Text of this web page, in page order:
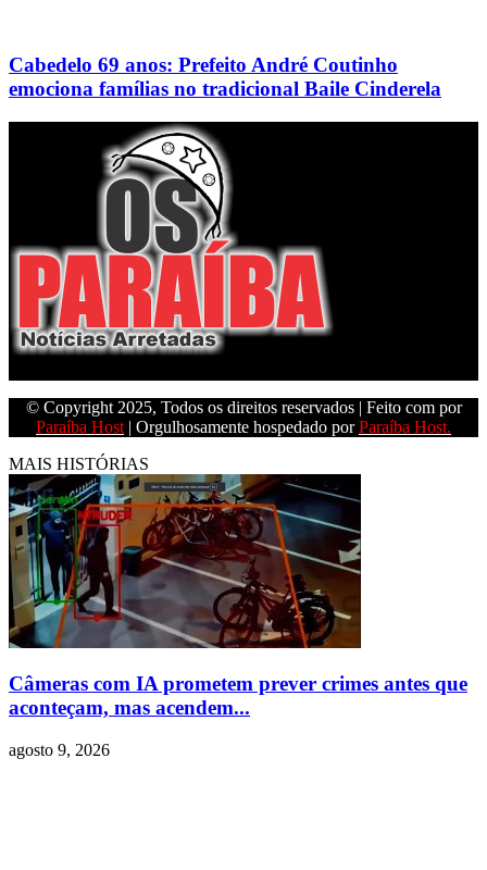
Cabedelo 69 anos: Prefeito André Coutinho
emociona famílias no tradicional Baile Cinderela
© Copyright 2025, Todos os direitos reservados | Feito com por
Paraíba Host | Orgulhosamente hospedado porParaíba Host.
MAIS HISTÓRIAS
Câmeras com IA prometem prever crimes antes que
aconteçam, mas acendem...
agosto 9, 2026